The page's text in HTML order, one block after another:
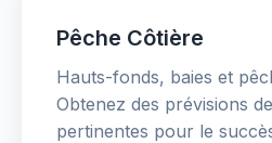
Pêche Côtière
Hauts-fonds, baies et
Obtenez des prévisions
pertinentes pour le